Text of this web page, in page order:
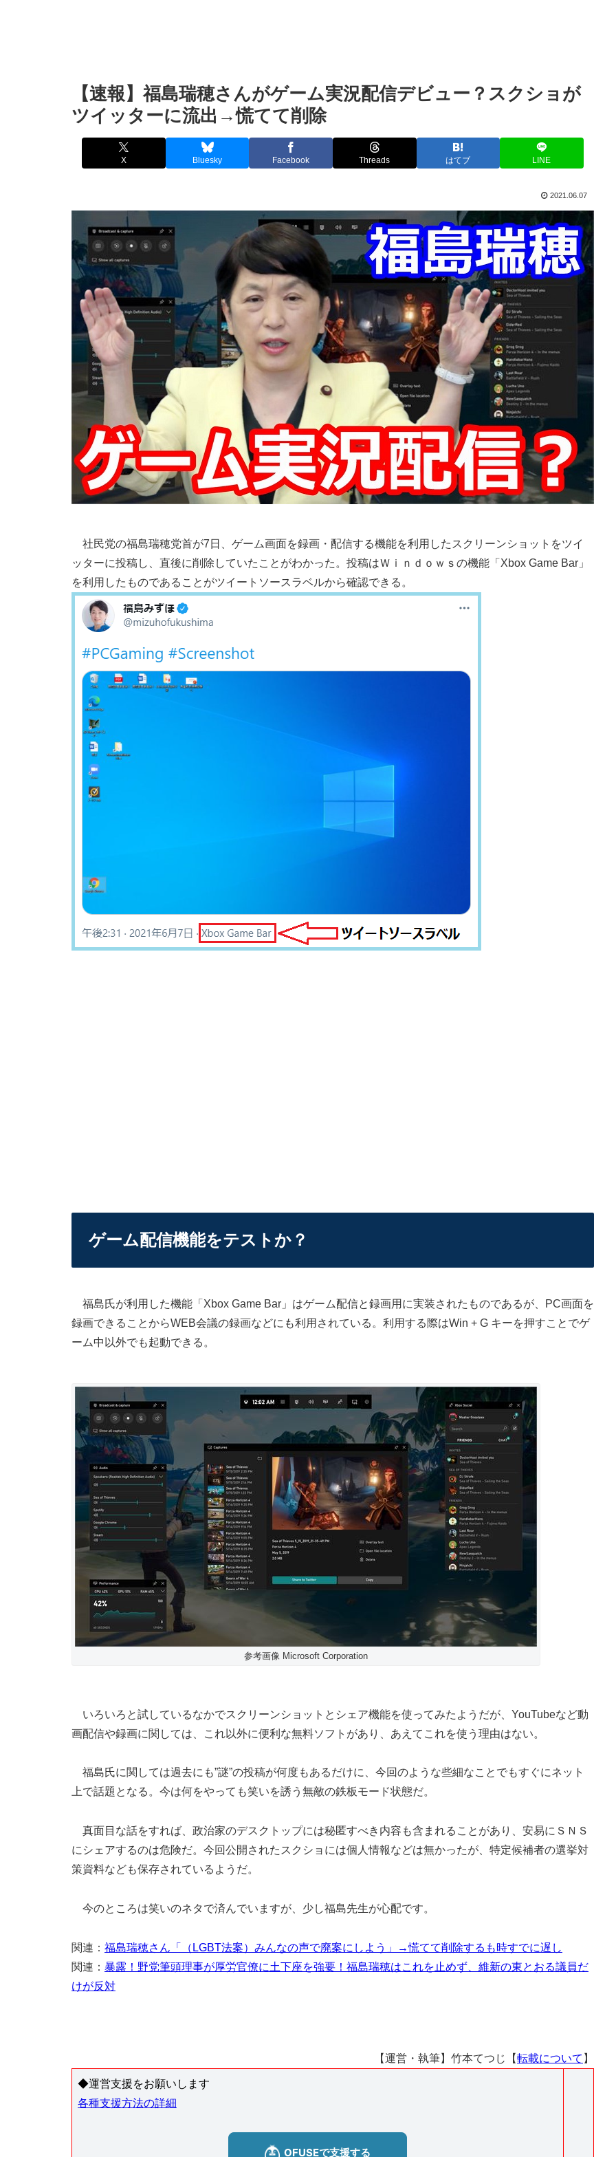
【速報】福島瑞穂さんがゲーム実況配信デビュー？スクショが
ツイッターに流出→慌てて削除
X Bluesky Facebook Threads はてブ LINE
2021.06.07
社民党の福島瑞穂党首が7日、ゲーム画面を録画・配信する機能を利用したスクリーンショットをツイ
ッターに投稿し、直後に削除していたことがわかった。投稿はＷｉｎｄｏｗｓの機能「Xbox Game Bar」
を利用したものであることがツイートソースラベルから確認できる。
ゲーム配信機能をテストか？
福島氏が利用した機能「Xbox Game Bar」はゲーム配信と録画用に実装されたものであるが、PC画面を
録画できることからWEB会議の録画などにも利用されている。利用する際はWin + G キーを押すことでゲ
ーム中以外でも起動できる。
参考画像 ‪Microsoft Corporation
いろいろと試しているなかでスクリーンショットとシェア機能を使ってみたようだが、YouTubeなど動
画配信や録画に関しては、これ以外に便利な無料ソフトがあり、あえてこれを使う理由はない。
福島氏に関しては過去にも”謎”の投稿が何度もあるだけに、今回のような些細なことでもすぐにネット
上で話題となる。今は何をやっても笑いを誘う無敵の鉄板モード状態だ。
真面目な話をすれば、政治家のデスクトップには秘匿すべき内容も含まれることがあり、安易にＳＮＳ
にシェアするのは危険だ。今回公開されたスクショには個人情報などは無かったが、特定候補者の選挙対
策資料なども保存されているようだ。
今のところは笑いのネタで済んでいますが、少し福島先生が心配です。
関連： 福島瑞穂さん「（LGBT法案）みんなの声で廃案にしよう」→慌てて削除するも時すでに遅し
関連： 暴露！野党筆頭理事が厚労官僚に土下座を強要！福島瑞穂はこれを止めず、維新の東とおる議員だ
けが反対
【運営・執筆】竹本てつじ【転載について 】
◆運営支援をお願いします
各種支援方法の詳細